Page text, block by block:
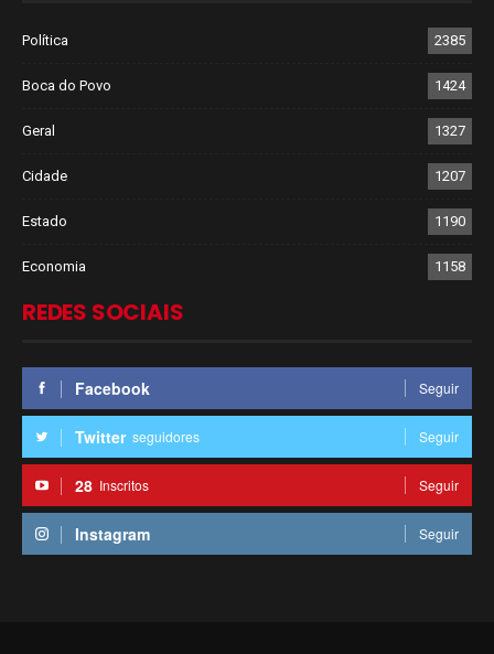
Política 2385
Boca do Povo 1424
Geral 1327
Cidade 1207
Estado 1190
Economia 1158
REDES SOCIAIS
Facebook Seguir
Twitter seguidores Seguir
28 Inscritos Seguir
Instagram Seguir